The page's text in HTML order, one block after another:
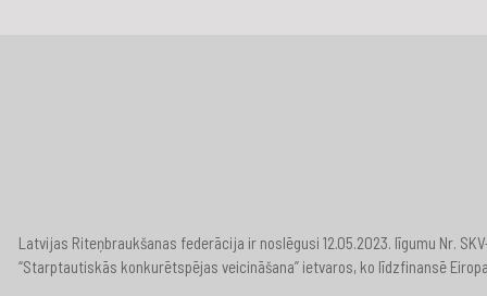
Latvijas Riteņbraukšanas federācija ir noslēgusi 12.05.2023. līgumu Nr.
“Starptautiskās konkurētspējas veicināšana” ietvaros, ko līdzfinansē